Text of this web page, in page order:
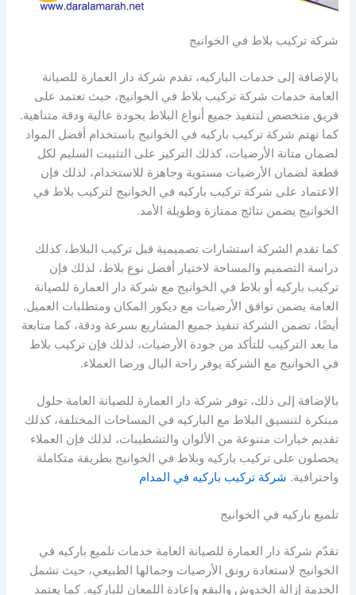
شركة تركيب بلاط في الخوانيج
بالإضافة إلى خدمات الباركيه، تقدم شركة دار العمارة للصيانة
العامة خدمات شركة تركيب بلاط في الخوانيج، حيث تعتمد على
فريق متخصص لتنفيذ جميع أنواع البلاط بجودة عالية ودقة متناهية.
كما تهتم شركة تركيب باركيه في الخوانيج باستخدام أفضل المواد
لضمان متانة الأرضيات، كذلك التركيز على التثبيت السليم لكل
قطعة لضمان الأرضيات مستوية وجاهزة للاستخدام، لذلك فإن
الاعتماد على شركة تركيب باركيه في الخوانيج لتركيب بلاط في
الخوانيج يضمن نتائج ممتازة وطويلة الأمد.
كما تقدم الشركة استشارات تصميمية قبل تركيب البلاط، كذلك
دراسة التصميم والمساحة لاختيار أفضل نوع بلاط، لذلك فإن
تركيب باركيه أو بلاط في الخوانيج مع شركة دار العمارة للصيانة
العامة يضمن توافق الأرضيات مع ديكور المكان ومتطلبات العميل.
أيضًا، تضمن الشركة تنفيذ جميع المشاريع بسرعة ودقة، كما متابعة
ما بعد التركيب للتأكد من جودة الأرضيات، لذلك فإن تركيب بلاط
في الخوانيج مع الشركة يوفر راحة البال ورضا العملاء.
بالإضافة إلى ذلك، توفر شركة دار العمارة للصيانة العامة حلول
مبتكرة لتنسيق البلاط مع الباركيه في المساحات المختلفة، كذلك
تقديم خيارات متنوعة من الألوان والتشطيبات، لذلك فإن العملاء
يحصلون على تركيب باركيه وبلاط في الخوانيج بطريقة متكاملة
واحترافية. شركة تركيب باركيه في المدام
تلميع باركيه في الخوانيج
تقدّم شركة دار العمارة للصيانة العامة خدمات تلميع باركيه في
الخوانيج لاستعادة رونق الأرضيات وجمالها الطبيعي، حيث تشمل
الخدمة إزالة الخدوش والبقع وإعادة اللمعان للباركيه. كما يعتمد